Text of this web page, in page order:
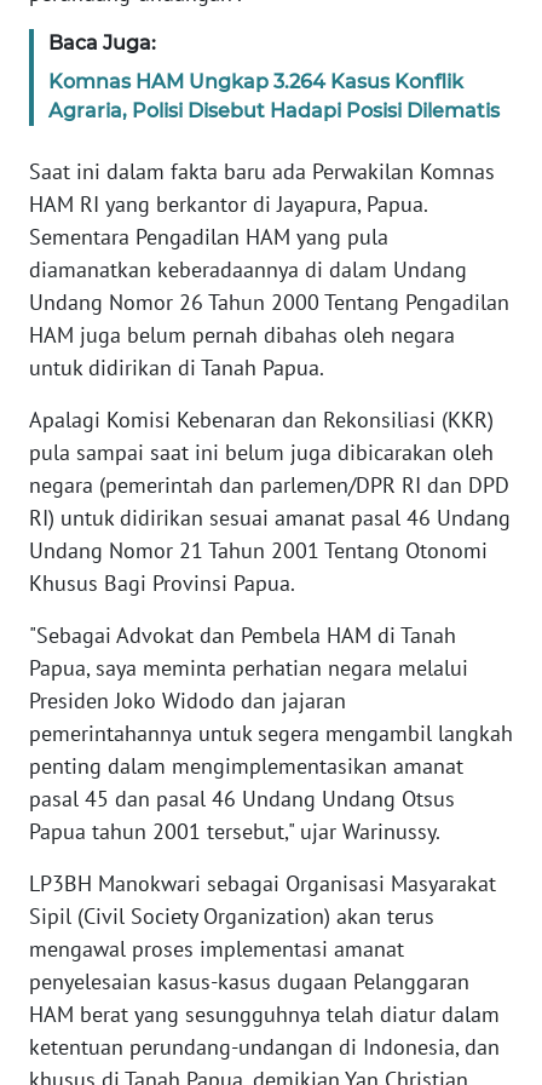
Baca Juga:
Komnas HAM Ungkap 3.264 Kasus Konflik
Agraria, Polisi Disebut Hadapi Posisi Dilematis
Saat ini dalam fakta baru ada Perwakilan Komnas
HAM RI yang berkantor di Jayapura, Papua.
Sementara Pengadilan HAM yang pula
diamanatkan keberadaannya di dalam Undang
Undang Nomor 26 Tahun 2000 Tentang Pengadilan
HAM juga belum pernah dibahas oleh negara
untuk didirikan di Tanah Papua.
Apalagi Komisi Kebenaran dan Rekonsiliasi (KKR)
pula sampai saat ini belum juga dibicarakan oleh
negara (pemerintah dan parlemen/DPR RI dan DPD
RI) untuk didirikan sesuai amanat pasal 46 Undang
Undang Nomor 21 Tahun 2001 Tentang Otonomi
Khusus Bagi Provinsi Papua.
"Sebagai Advokat dan Pembela HAM di Tanah
Papua, saya meminta perhatian negara melalui
Presiden Joko Widodo dan jajaran
pemerintahannya untuk segera mengambil langkah
penting dalam mengimplementasikan amanat
pasal 45 dan pasal 46 Undang Undang Otsus
Papua tahun 2001 tersebut," ujar Warinussy.
LP3BH Manokwari sebagai Organisasi Masyarakat
Sipil (Civil Society Organization) akan terus
mengawal proses implementasi amanat
penyelesaian kasus-kasus dugaan Pelanggaran
HAM berat yang sesungguhnya telah diatur dalam
ketentuan perundang-undangan di Indonesia, dan
khusus di Tanah Papua, demikian Yan Christian
SERAMBI
JAMBI
WN
SULTRA
WN
WN
SULTENG
WN
SULBAR
WN
BABEL
SUMBAR
WN
SUMSEL
BENGKULU
WN
LAMPUNG
WN